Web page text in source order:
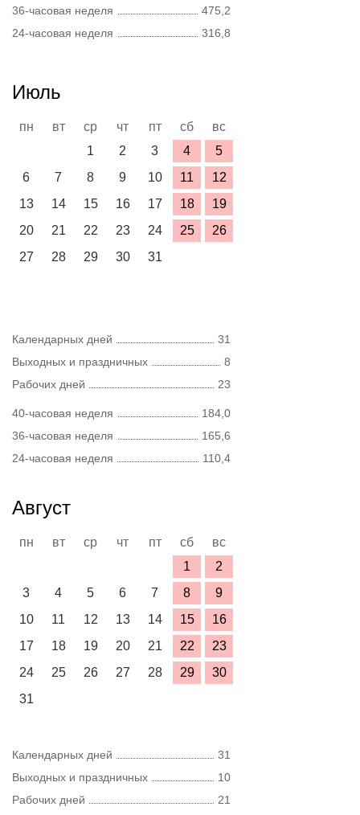
36-часовая неделя
475,2
24-часовая неделя
316,8
Июль
пн вт ср чт пт сб
вс
1
2 3 4
5
6
7 8 9 10 11
12
13
14 15 16 17 18
19
20
21 22 23 24 25
26
27
28 29 30 31
Календарных дней
31
Выходных и праздничных
8
Рабочих дней
23
40-часовая неделя
184,0
36-часовая неделя
165,6
24-часовая неделя
110,4
Август
пн вт ср чт пт сб
вс
1
2
3
4 5 6 7 8
9
10
11 12 13 14 15
16
17
18 19 20 21 22
23
24
25 26 27 28 29
30
31
Календарных дней
31
Выходных и праздничных
10
Рабочих дней
21